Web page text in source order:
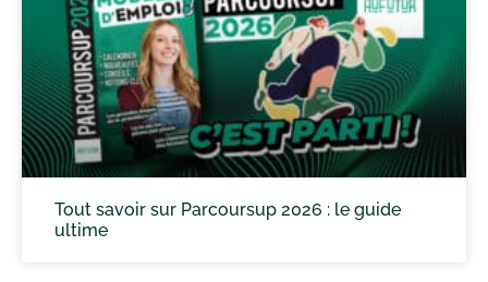
Tout savoir sur Parcoursup 2026 : le guide
ultime